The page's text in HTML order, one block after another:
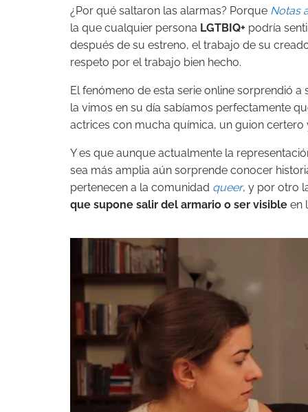
¿Por qué saltaron las alarmas? Porque Notas
la que cualquier persona LGTBIQ+ podría
después de su estreno, el trabajo de su
respeto por el trabajo bien hecho.
El fenómeno de esta serie online sorprendió
la vimos en su día sabíamos perfectamente
actrices con mucha química, un guion
Y es que aunque actualmente la
sea más amplia aún sorprende conocer
pertenecen a la comunidad queer, y por otro
que supone salir del armario o ser visible en